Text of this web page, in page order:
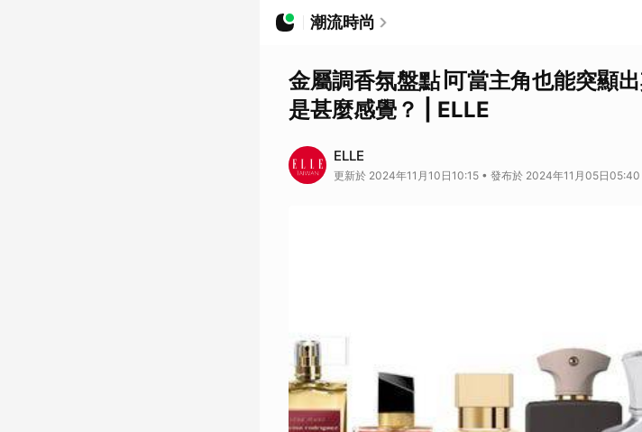
潮流時尚
金屬調香氛盤點∣可當主角也能突顯
是甚麼感覺？ | ELLE
ELLE
更新於 2024年11月10日10:15 • 發布於 2024年11月05日